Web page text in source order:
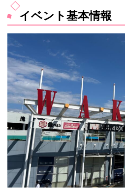
イベント基本情報